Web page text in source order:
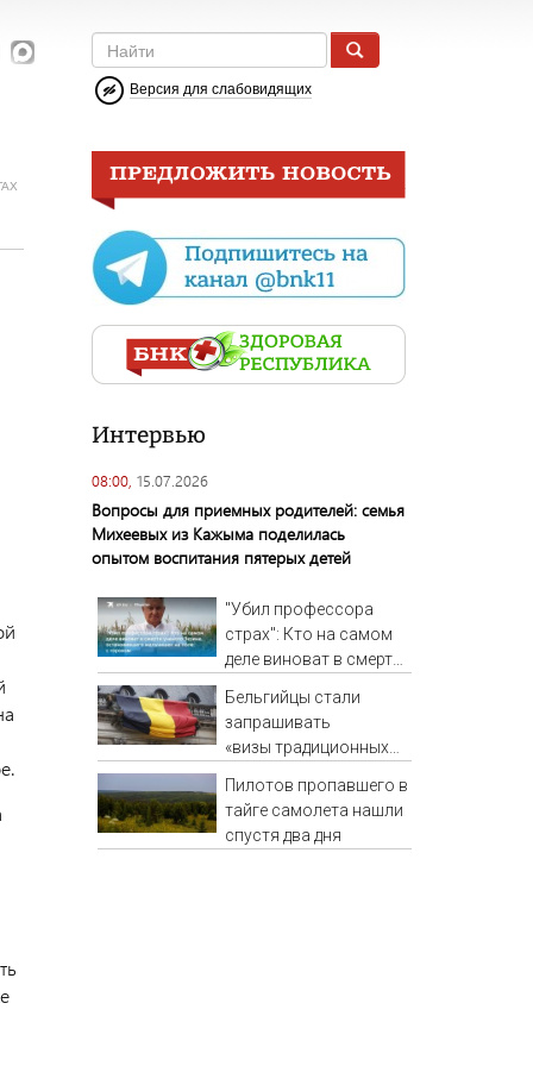
Версия для слабовидящих
Интервью
08:00, 15.07.2026
Вопросы для приемных родителей: семья
Михеевых из Кажыма поделилась
опытом воспитания пятерых детей
"Убил профессора
страх": Кто на самом
деле виноват в смерти
остановившего
мальчишек на поле с
горохом
Бельгийцы стали
запрашивать
«визы традиционных
посольстве РФ
Пилотов пропавшего в
тайге самолета нашли
спустя два дня